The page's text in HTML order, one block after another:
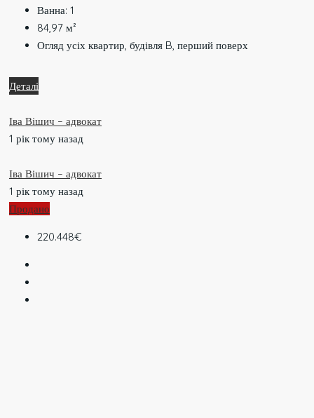
Ванна: 1
84,97 м²
Огляд усіх квартир, будівля B, перший поверх
Деталі
Іва Вішич – адвокат
1 рік тому назад
Іва Вішич – адвокат
1 рік тому назад
Продано
220.448€